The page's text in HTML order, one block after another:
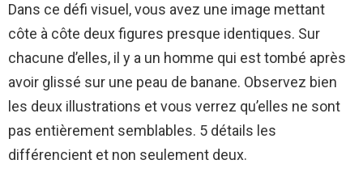
Dans ce défi visuel, vous avez une image mettant
côte à côte deux figures presque identiques. Sur
chacune d’elles, il y a un homme qui est tombé après
avoir glissé sur une peau de banane. Observez bien
les deux illustrations et vous verrez qu’elles ne sont
pas entièrement semblables. 5 détails les
différencient et non seulement deux.